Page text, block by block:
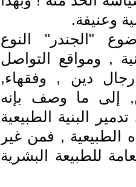
وعنيفة.
"الجندر" النوع
, ومواقع التواصل
دين , وفقهاء,
إلى ما وصف بإنه
البنية الطبيعية
, فمن غير
للطبيعة البشرية